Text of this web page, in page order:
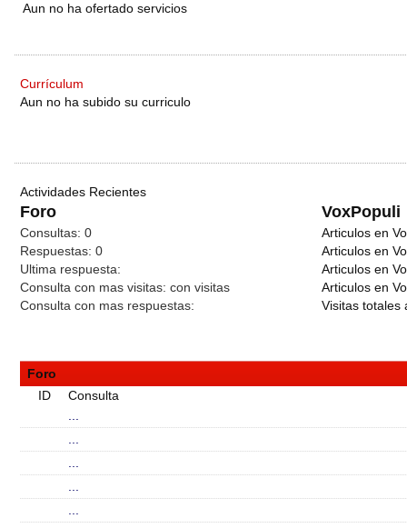
Aun no ha ofertado servicios
Currículum
Aun no ha subido su curriculo
Actividades Recientes
Foro VoxPopuli
Consultas: 0
Respuestas: 0
Ultima respuesta:
Consulta con mas visitas: con visitas
Consulta con mas respuestas:
Articulos en
Articulos en
Articulos en
Articulos en
Visitas totales
Foro
ID
Consulta